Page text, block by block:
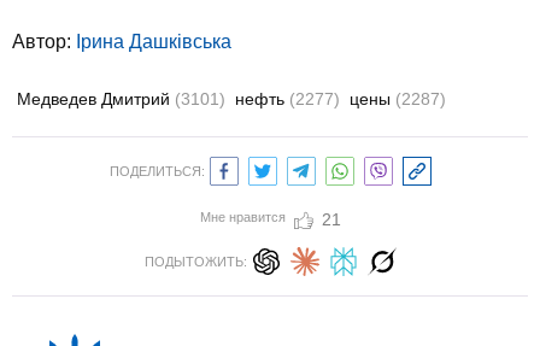
Автор: Ірина Дашківська
Медведев Дмитрий (3101) нефть (2277) цены (2287)
ПОДЕЛИТЬСЯ:
Мне нравится 21
ПОДЫТОЖИТЬ: